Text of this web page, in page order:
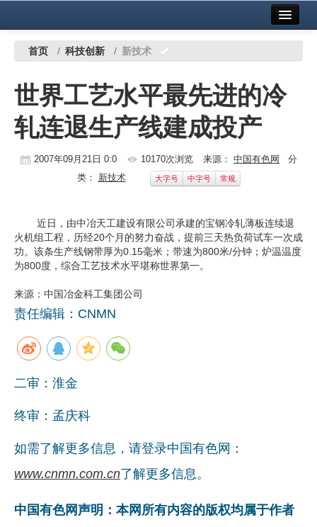
中国有色金属报社主办 广告服务
铜镍铅锌
铝
稀有稀土
科技
镁钛
党建工作
企业文化
数字报
首页 / 科技创新 / 新技术
世界工艺水平最先进的冷
轧连退生产线建成投产
2007年09月21日 0:0 10170次浏览 来源： 中国有色网
分
类： 新技术 大字号 中字号 常规
近日，由中冶天工建设有限公司承建的宝钢冷轧薄板连续退
火机组工程，历经20个月的努力奋战，提前三天热负荷试车一次成
功。该条生产线钢带厚为0.15毫米；带速为800米/分钟；炉温温度
为800度，综合工艺技术水平堪称世界第一。
来源：中国冶金科工集团公司
责任编辑：CNMN
二审：淮金
终审：孟庆科
如需了解更多信息，请登录中国有色网：
www.cnmn.com.cn了解更多信息。
中国有色网声明：本网所有内容的版权均属于作者